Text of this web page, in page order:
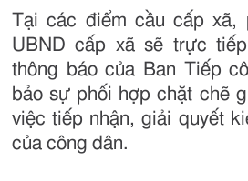
Tại các điểm cầu cấp xã,
UBND cấp xã sẽ trực
thông báo của Ban Tiếp
bảo sự phối hợp chặt chẽ
việc tiếp nhận, giải quyết
của công dân.